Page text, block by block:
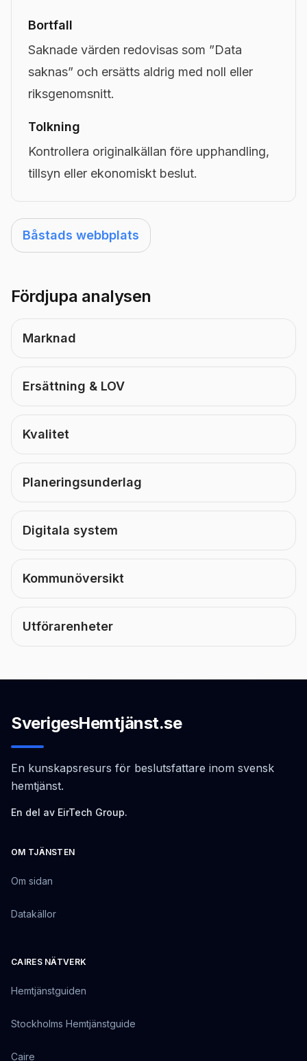
Bortfall
Saknade värden redovisas som ”Data
saknas” och ersätts aldrig med noll eller
riksgenomsnitt.
Tolkning
Kontrollera originalkällan före upphandling,
tillsyn eller ekonomiskt beslut.
Båstads webbplats
Fördjupa analysen
Marknad
Ersättning & LOV
Kvalitet
Planeringsunderlag
Digitala system
Kommunöversikt
Utförarenheter
SverigesHemtjänst.se
En kunskapsresurs för beslutsfattare inom svensk
hemtjänst.
En del av EirTech Group.
OM TJÄNSTEN
Om sidan
Datakällor
CAIRES NÄTVERK
Hemtjänstguiden
Stockholms Hemtjänstguide
Caire